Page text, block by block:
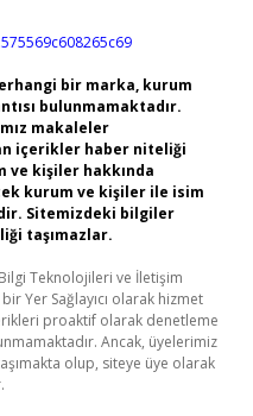
bir marka, kurum
bulunmamaktadır.
makaleler
içerikler haber niteliği
ve kişiler hakkında
kurum ve kişiler ile isim
Sitemizdeki bilgiler
taşımazlar.
Teknolojileri ve İletişim
Yer Sağlayıcı olarak hizmet
proaktif olarak denetleme
Ancak, üyelerimiz
olup, siteye üye olarak